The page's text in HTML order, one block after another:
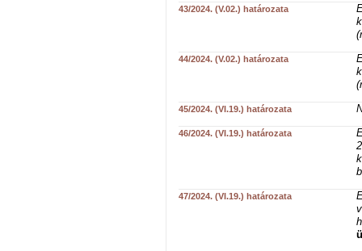
43/2024. (V.02.) határozata
44/2024. (V.02.) határozata
45/2024. (VI.19.) határozata
46/2024. (VI.19.) határozata
47/2024. (VI.19.) határozata